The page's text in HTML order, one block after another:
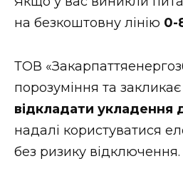
на безкоштовну лінію 0-
ТОВ
порозуміння та закликає
відкладати укладення
надалі користуватися
без ризику відключення.